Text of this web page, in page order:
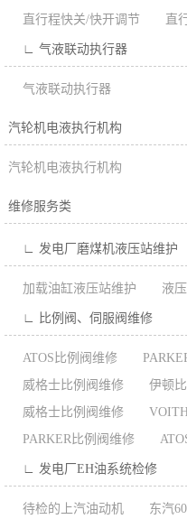
直行程快关/快开调节
直
∟ 气液联动执行器
气液联动执行器
汽轮机电液执行机构
汽轮机电液执行机构
维修服务类
∟ 发电厂磨煤机液压站维护
加载油缸液压站维护 液压
∟ 比例阀、伺服阀维修
ATOS比例阀维修
威格士比例阀维修
伊顿比
威格士比例阀维修
VOITH
PARKER比例阀维修
∟ 发电厂EH油系统检修
待检的上汽油动机
东汽